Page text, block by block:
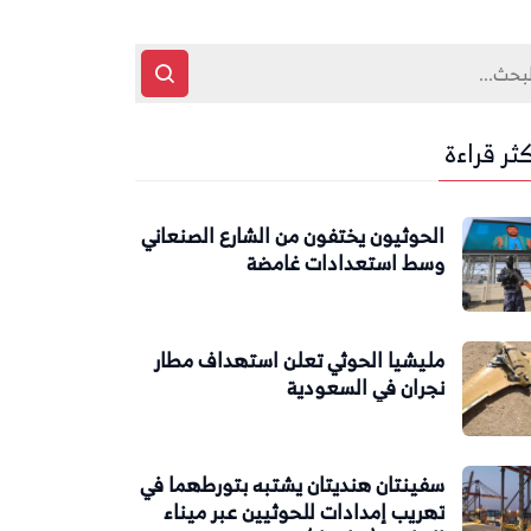
قراءة
الحوثيون يختفون من الشارع الصنعاني
وسط استعدادات غامضة
مليشيا الحوثي تعلن استهداف مطار
نجران في السعودية
سفينتان هنديتان يشتبه بتورطهما في
تهريب إمدادات للحوثيين عبر ميناء